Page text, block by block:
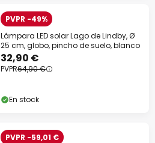
PVPR -49%
Lámpara LED solar Lago de Lindby, Ø
25 cm, globo, pincho de suelo, blanco
32,90 €
PVPR64,90 €
En stock
PVPR -59,01 €